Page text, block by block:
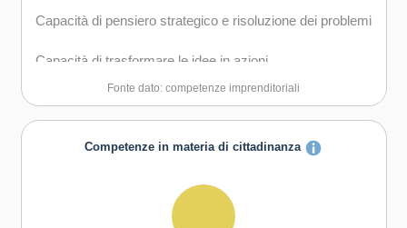
Capacità di favorire il proprio benessere fisico ed
Capacità di pensiero strategico e risoluzione dei problemi
Capacità di trasformare le idee in azioni
Capacità di assumere l'iniziativa
gruppo sia in maniera autonoma
Fonte dato: competenze imprenditoriali
Competenze in materia di cittadinanza